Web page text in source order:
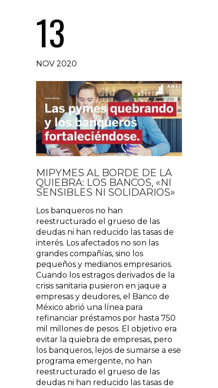
13
NOV 2020
MIPYMES AL BORDE DE LA
QUIEBRA: LOS BANCOS, «NI
SENSIBLES NI SOLIDARIOS»
Los banqueros no han
reestructurado el grueso de las
deudas ni han reducido las tasas de
interés. Los afectados no son las
grandes compañías, sino los
pequeños y medianos empresarios.
Cuando los estragos derivados de la
crisis sanitaria pusieron en jaque a
empresas y deudores, el Banco de
México abrió una línea para
refinanciar préstamos por hasta 750
mil millones de pesos. El objetivo era
evitar la quiebra de empresas, pero
los banqueros, lejos de sumarse a ese
programa emergente, no han
reestructurado el grueso de las
deudas ni han reducido las tasas de